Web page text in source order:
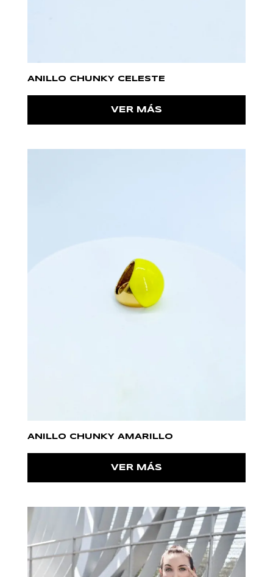
ANILLO CHUNKY CELESTE
VER MÁS
ANILLO CHUNKY AMARILLO
VER MÁS